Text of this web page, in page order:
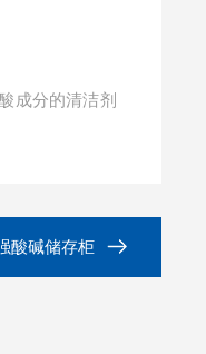
成分的清洁剂
酸碱储存柜